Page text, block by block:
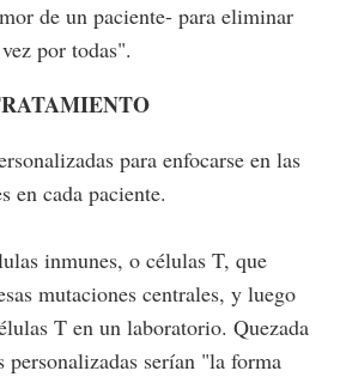
de un paciente- para eliminar
por todas".
para enfocarse en las
en cada paciente.
inmunes, o células T, que
mutaciones centrales, y luego
T en un laboratorio. Quezada
personalizadas serían "la forma